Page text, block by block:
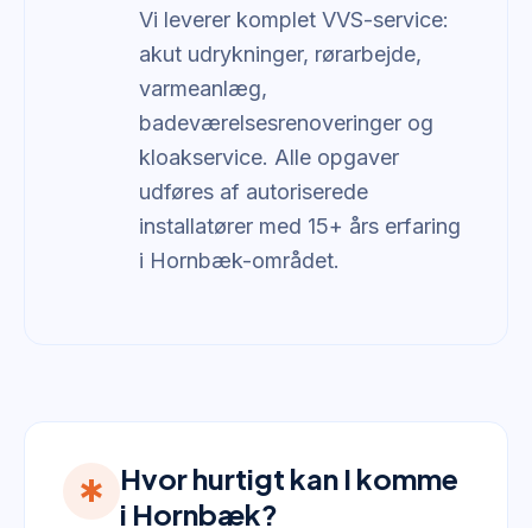
Vi leverer komplet VVS-service:
akut udrykninger, rørarbejde,
varmeanlæg,
badeværelsesrenoveringer og
kloakservice. Alle opgaver
udføres af autoriserede
installatører med 15+ års erfaring
i Hornbæk-området.
emergency
Hvor hurtigt kan I komme
i Hornbæk?